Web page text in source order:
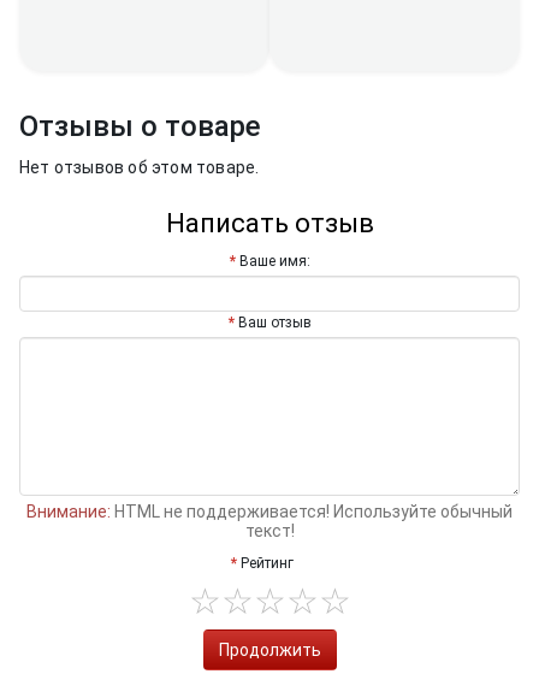
Отзывы о товаре
Нет отзывов об этом товаре.
Написать отзыв
Ваше имя:
Ваш отзыв
Внимание: HTML не поддерживается! Используйте обычный
текст!
Рейтинг
Продолжить